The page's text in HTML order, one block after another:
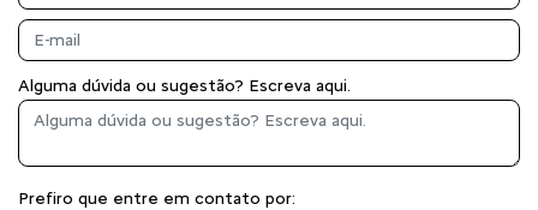
Alguma dúvida ou sugestão? Escreva aqui.
Prefiro que entre em contato por: